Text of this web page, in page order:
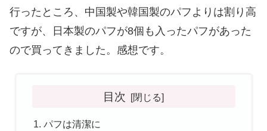
行ったところ、中国製や韓国製のパフよりは割り高
ですが、日本製のパフが8個も入ったパフがあった
ので買ってきました。感想です。
目次
パフは清潔に